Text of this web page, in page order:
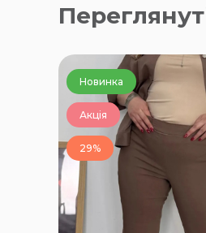
Новинка
Акція
29%